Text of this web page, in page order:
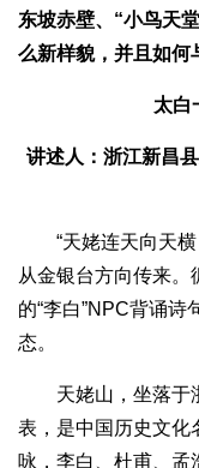
东坡赤壁、“小鸟天
么新样貌，并且如何
太白
讲述人：浙江新昌
“天姥连天向天横
从金银台方向传来。
的“李白”NPC背诵
态。
天姥山，坐落于浙
表，是中国历史文化
咏，李白、杜甫、孟